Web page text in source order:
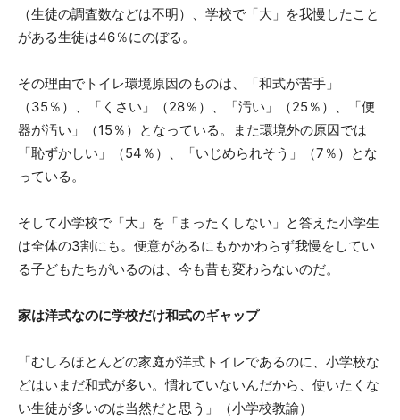
（生徒の調査数などは不明）、学校で「大」を我慢したこと
がある生徒は46％にのぼる。
その理由でトイレ環境原因のものは、「和式が苦手」
（35％）、「くさい」（28％）、「汚い」（25％）、「便
器が汚い」（15％）となっている。また環境外の原因では
「恥ずかしい」（54％）、「いじめられそう」（7％）とな
っている。
そして小学校で「大」を「まったくしない」と答えた小学生
は全体の3割にも。便意があるにもかかわらず我慢をしてい
る子どもたちがいるのは、今も昔も変わらないのだ。
家は洋式なのに学校だけ和式のギャップ
「むしろほとんどの家庭が洋式トイレであるのに、小学校な
どはいまだ和式が多い。慣れていないんだから、使いたくな
い生徒が多いのは当然だと思う」（小学校教諭）